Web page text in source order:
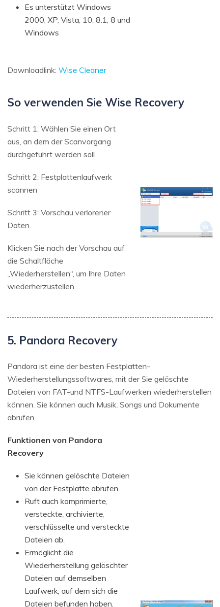
Es unterstützt Windows
2000, XP, Vista, 10, 8.1, 8 und
Windows
Downloadlink: Wise Cleaner
So verwenden Sie Wise Recovery
Schritt 1: Wählen Sie einen Ort
aus, an dem der Scanvorgang
durchgeführt werden soll
Schritt 2: Festplattenlaufwerk
scannen
Schritt 3: Vorschau verlorener
Daten.
Klicken Sie nach der Vorschau auf
die Schaltfläche
„Wiederherstellen“, um Ihre Daten
wiederherzustellen.
5. Pandora Recovery
Pandora ist eine der besten Festplatten-
Wiederherstellungssoftwares, mit der Sie gelöschte
Dateien von FAT-und NTFS-Laufwerken wiederherstellen
können. Sie können auch Musik, Songs und Dokumente
abrufen.
Funktionen von Pandora
Recovery
Sie können gelöschte Dateien
von der Festplatte abrufen.
Ruft auch komprimierte,
versteckte, archivierte,
verschlüsselte und versteckte
Dateien ab.
Ermöglicht die
Wiederherstellung gelöschter
Dateien auf demselben
Laufwerk, auf dem sich die
Dateien befunden haben.